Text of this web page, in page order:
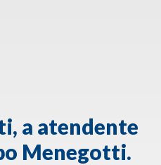
a atendente
Menegotti.